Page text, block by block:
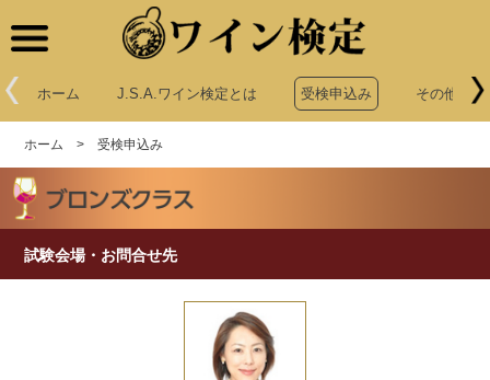
ホーム J.S.A.ワイン検定とは 受検申込み その他申込
ホーム >受検申込み
試験会場・お問合せ先